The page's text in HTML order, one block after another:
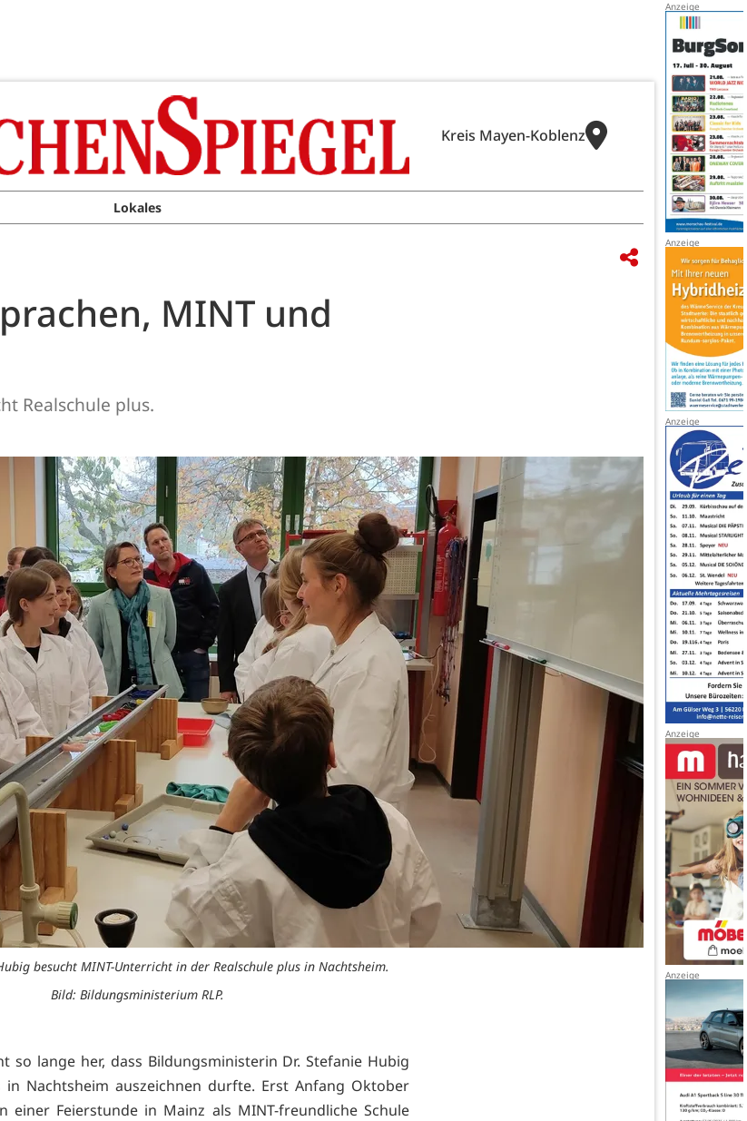
Kreis Mayen-Koblenz
Lokales
MINT und
Realschule plus.
besucht MINT-Unterricht in der Realschule plus in Nachtsheim.
Bild: Bildungsministerium RLP.
so lange her, dass Bildungsministerin Dr. Stefanie Hubig
in Nachtsheim auszeichnen durfte. Erst Anfang Oktober
einer Feierstunde in Mainz als MINT-freundliche Schule